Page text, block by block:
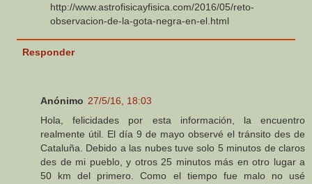
http://www.astrofisicayfisica.com/2016/05/reto-
observacion-de-la-gota-negra-en-el.html
Responder
Anónimo 27/5/16, 18:03
Hola, felicidades por esta información, la encuentro
realmente útil. El día 9 de mayo observé el tránsito des de
Cataluña. Debido a las nubes tuve solo 5 minutos de claros
des de mi pueblo, y otros 25 minutos más en otro lugar a
50 km del primero. Como el tiempo fue malo no usé